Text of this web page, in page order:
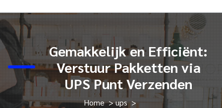
Gemakkelijk en Efficiënt:
Verstuur Pakketten via
UPS Punt Verzenden
Home>ups>